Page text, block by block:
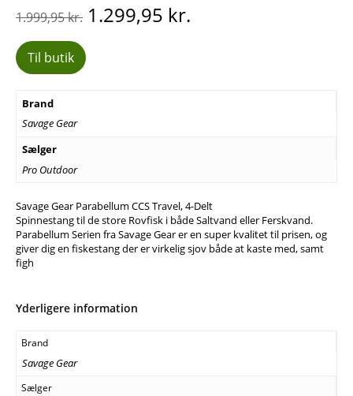
1.999,95kr. Den
oprindelige
1.299,95 kr.
Til butik
Brand
Savage Gear
Sælger
Pro Outdoor
Savage Gear Parabellum CCS Travel, 4-Delt
Spinnestang til de store Rovfisk i både Saltvand eller Ferskvand.
Parabellum Serien fra Savage Gear er en super kvalitet til prisen, og
giver dig en fiskestang der er virkelig sjov både at kaste med, samt
figh
Yderligere information
Brand
Savage Gear
Sælger